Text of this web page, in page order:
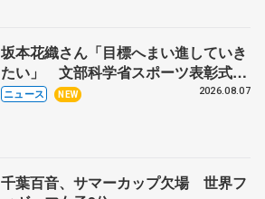
坂本花織さん「目標へまい進していき
たい」 文部科学省スポーツ表彰式で
代表謝辞
ニュース NEW 2026.08.07
千葉百音、サマーカップ欠場 世界フ